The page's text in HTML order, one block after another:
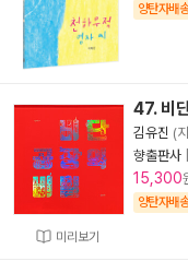
양탄자배송
미리보기
47. 비
김유진 (
향출판사
15,300
양탄자배송